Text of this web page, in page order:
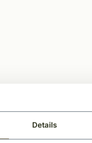
Details
ontvang het
bouwstijl!